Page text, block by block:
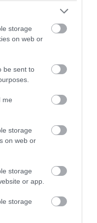
storage
on web or
be sent to
me
storage
on web or
storage
or app.
storage
στη